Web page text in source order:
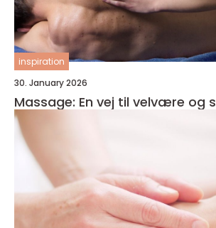
inspiration
30. January 2026
Massage: En vej til velvære og